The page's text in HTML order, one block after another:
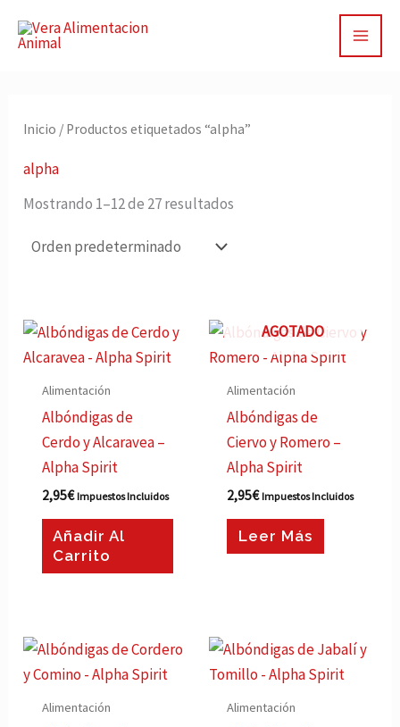
Inicio / Productos etiquetados “alpha”
alpha
Mostrando 1–12 de 27 resultados
Alimentación
Albóndigas de
Cerdo y Alcaravea –
Alpha Spirit
2,95€ Impuestos Incluidos
Añadir Al
Carrito
AGOTADO
Alimentación
Albóndigas de
Ciervo y Romero –
Alpha Spirit
2,95€ Impuestos Incluidos
Leer Más
Alimentación Alimentación